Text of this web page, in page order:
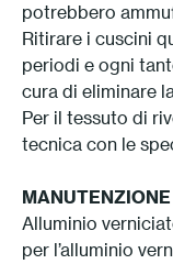
potrebbero
Ritirare i cuscini
periodi e ogni
cura di eliminare
Per il tessuto di
tecnica con le
Alluminio
per l’alluminio